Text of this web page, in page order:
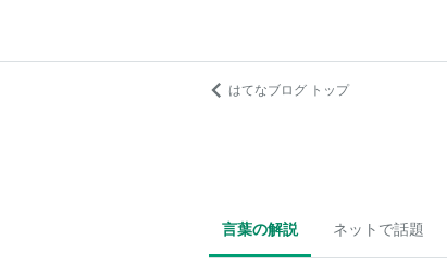
はてなブログ トップ
言葉の解説 ネットで話題